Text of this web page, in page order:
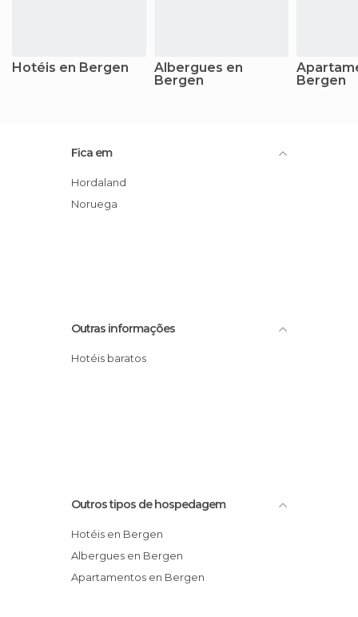
Hotéis en Bergen
Albergues en
Bergen
Bergen
Fica em
Hordaland
Noruega
Outras informações
Hotéis baratos
Outros tipos de hospedagem
Hotéis en Bergen
Albergues en Bergen
Apartamentos en Bergen